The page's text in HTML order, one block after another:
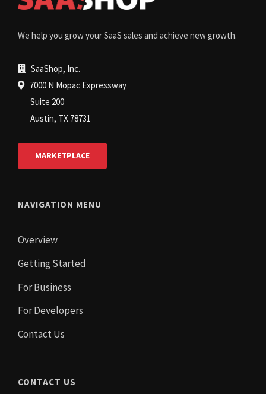
We help you grow your SaaS sales and achieve new growth.
SaaShop, Inc.
7000 N Mopac Expressway
Suite 200
Austin, TX 78731
MARKETPLACE
NAVIGATION MENU
Overview
Getting Started
For Business
For Developers
Contact Us
CONTACT US